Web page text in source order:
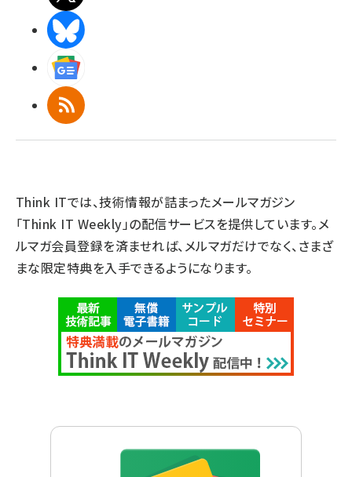
RSS
Think ITでは、技術情報が詰まったメールマガジン
「Think IT Weekly」の配信サービスを提供しています。メ
ルマガ会員登録を済ませれば、メルマガだけでなく、さまざ
まな限定特典を入手できるようになります。